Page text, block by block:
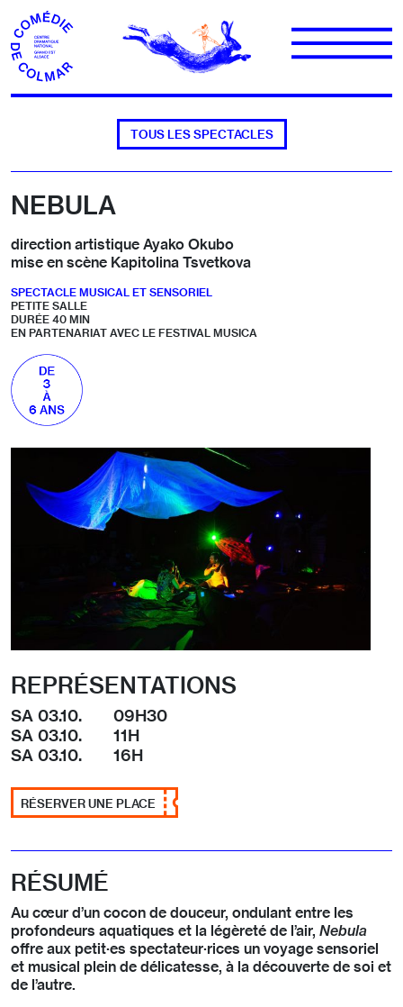
Aller au contenu
TOUS LES SPECTACLES
NEBULA
direction artistique Ayako Okubo
mise en scène Kapitolina Tsvetkova
SPECTACLE MUSICAL ET SENSORIEL
PETITE SALLE
DURÉE 40 MIN
EN PARTENARIAT AVEC LE FESTIVAL MUSICA
REPRÉSENTATIONS
SA 03.10.
09H30
SA 03.10.
11H
SA 03.10.
16H
RÉSERVER UNE PLACE
RÉSUMÉ
Au cœur d’un cocon de douceur, ondulant entre les
profondeurs aquatiques et la légèreté de l’air, Nebula
offre aux petit·es spectateur·rices un voyage sensoriel
et musical plein de délicatesse, à la découverte de soi et
de l’autre.